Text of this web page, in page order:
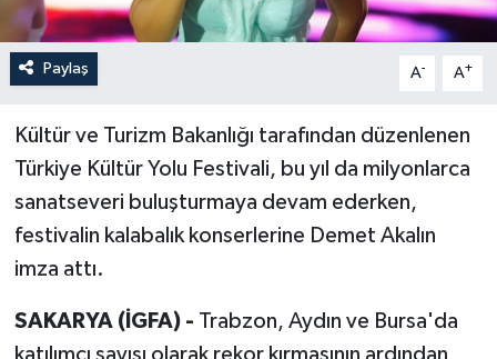
Paylaş A- A+
Kültür ve Turizm Bakanlığı tarafından düzenlenen
Türkiye Kültür Yolu Festivali, bu yıl da milyonlarca
sanatseveri buluşturmaya devam ederken,
festivalin kalabalık konserlerine Demet Akalın
imza attı.
SAKARYA (İGFA) - Trabzon, Aydın ve Bursa'da
katılımcı sayısı olarak rekor kırmasının ardından